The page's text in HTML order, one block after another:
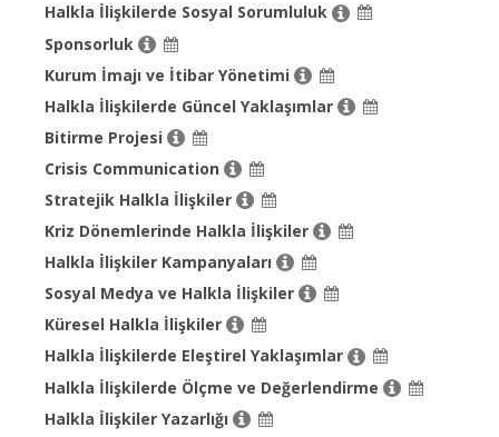
Halkla İlişkilerde Sosyal Sorumluluk
Sponsorluk
Kurum İmajı ve İtibar Yönetimi
Halkla İlişkilerde Güncel Yaklaşımlar
Bitirme Projesi
Crisis Communication
Stratejik Halkla İlişkiler
Kriz Dönemlerinde Halkla İlişkiler
Halkla İlişkiler Kampanyaları
Sosyal Medya ve Halkla İlişkiler
Küresel Halkla İlişkiler
Halkla İlişkilerde Eleştirel Yaklaşımlar
Halkla İlişkilerde Ölçme ve Değerlendirme
Halkla İlişkiler Yazarlığı